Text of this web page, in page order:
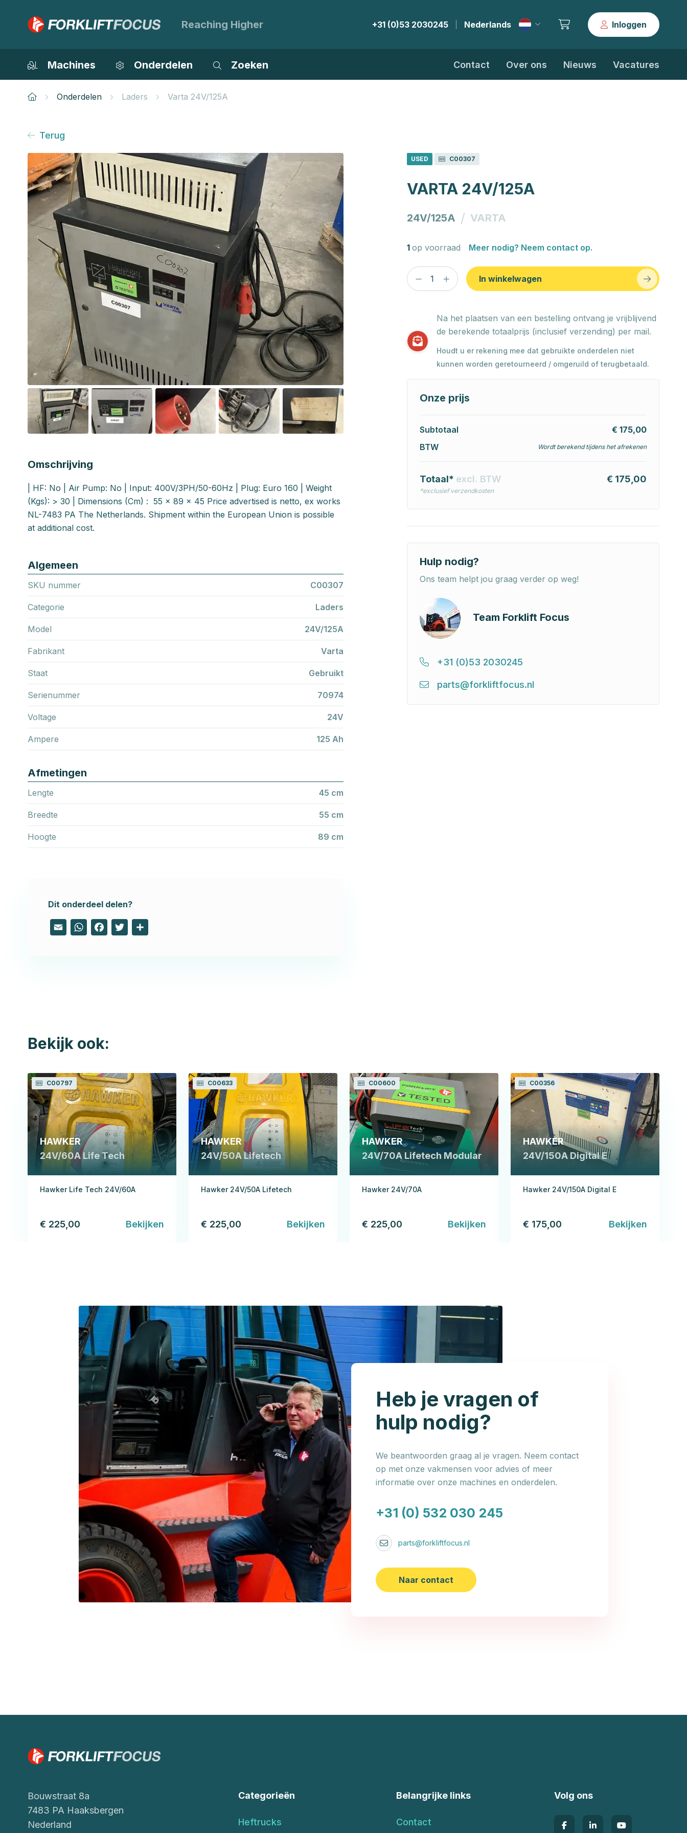
Reaching Higher +31 (0)53 2030245 | Nederlands Inloggen
Machines Onderdelen Zoeken Contact Over ons Nieuws Vacatures
Onderdelen Laders Varta 24V/125A
Terug
USED C00307
VARTA 24V/125A
24V/125A / VARTA
1 op voorraad Meer nodig? Neem contact op.
In winkelwagen
Na het plaatsen van een bestelling ontvang je vrijblijvend
de berekende totaalprijs (inclusief verzending) per mail.
Houdt u er rekening mee dat gebruikte onderdelen niet
kunnen worden geretourneerd / omgeruild of terugbetaald.
Onze prijs
Subtotaal
€ 175,00
BTW
Wordt berekend tijdens het afrekenen
Totaal* excl. BTW
*exclusief verzendkosten
€ 175,00
Hulp nodig?
Ons team helpt jou graag verder op weg!
Team Forklift Focus
+31 (0)53 2030245
parts@forkliftfocus.nl
Omschrijving
| HF: No | Air Pump: No | Input: 400V/3PH/50-60Hz | Plug: Euro 160 | Weight
(Kgs): > 30 | Dimensions (Cm) : 55 x 89 x 45 Price advertised is netto, ex works
NL-7483 PA The Netherlands. Shipment within the European Union is possible
at additional cost.
Algemeen
SKU nummer C00307
Categorie Laders
Model 24V/125A
Fabrikant Varta
Staat Gebruikt
Serienummer 70974
Voltage 24V
Ampere 125 Ah
Afmetingen
Lengte 45 cm
Breedte 55 cm
Hoogte 89 cm
Dit onderdeel delen?
Email WhatsApp
FacebookTwitter
Bekijk ook:
C00797
HAWKER
24V/60A Life Tech
Hawker Life Tech 24V/60A
€ 225,00 Bekijken
C00633
HAWKER
24V/50A Lifetech
Hawker 24V/50A Lifetech
€ 225,00 Bekijken
C00600
HAWKER
24V/70A Lifetech Modular
Hawker 24V/70A
€ 225,00 Bekijken
C00356
HAWKER
24V/150A Digital E
Hawker 24V/150A Digital E
€ 175,00 Bekijken
Heb je vragen of
hulp nodig?
We beantwoorden graag al je vragen. Neem contact
op met onze vakmensen voor advies of meer
informatie over onze machines en onderdelen.
+31 (0) 532 030 245
parts@forkliftfocus.nl
Naar contact
Bouwstraat 8a
7483 PA Haaksbergen
Nederland
Categorieën
Heftrucks
Belangrijke links
Contact
Volg ons